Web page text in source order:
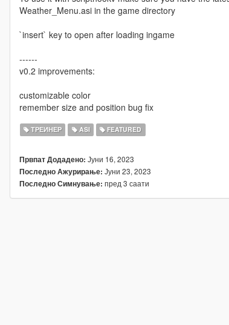
Weather_Menu.asi in the game directory
`insert` key to open after loading ingame
------
v0.2 improvements:
customizable color
remember size and position bug fix
ТРЕИНЕР ASI FEATURED
Првпат Додадено: Јуни 16, 2023
Последно Ажурирање: Јуни 23, 2023
Последно Симнување: пред 3 саати